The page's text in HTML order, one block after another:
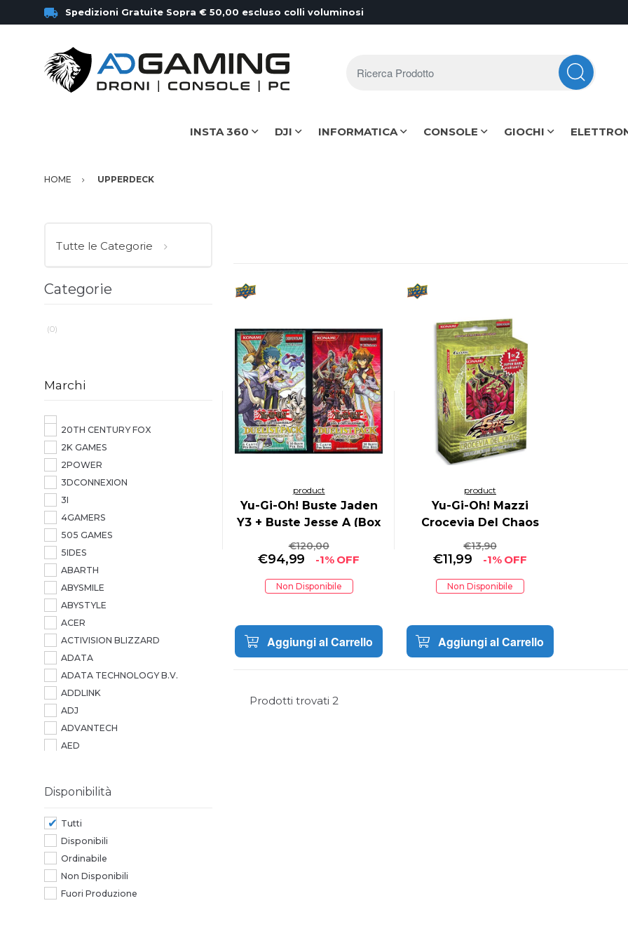
Spedizioni Gratuite Sopra € 50,00 escluso colli voluminosi
INSTA 360 DJI INFORMATICA CONSOLE GIOCHI
HOME UPPERDECK
product
Yu-Gi-Oh! Buste Jaden
Y3 + Buste Jesse A (Box
con Jesse Anderson)
€120,00
€94,99 -1% OFF
Non Disponibile
Aggiungi al Carrello
product
Yu-Gi-Oh! Mazzi
Crocevia Del Chaos
Collezionabili)
€13,90
€11,99 -1% OFF
Non Disponibile
Aggiungi al Carrello
Prodotti trovati2
Tutte le Categorie
Categorie
(0)
Marchi
20TH CENTURY FOX
2K GAMES
2POWER
3DCONNEXION
3I
4GAMERS
505 GAMES
5IDES
ABARTH
ABYSMILE
ABYSTYLE
ACER
ACTIVISION BLIZZARD
ADATA
ADATA TECHNOLOGY B.V.
ADDLINK
ADJ
ADVANTECH
AED
AGI
Disponibilità
Tutti
Disponibili
Ordinabile
Non Disponibili
Fuori Produzione